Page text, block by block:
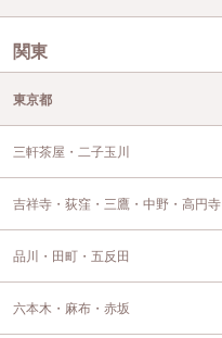
関東
東京都
三軒茶屋・二子玉川
吉祥寺・荻窪・三鷹・中野・高円寺
品川・田町・五反田
六本木・麻布・赤坂